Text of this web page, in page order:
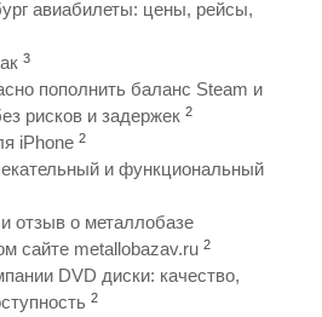
авиабилеты: цены, рейсы,
3
пополнить баланс Steam и
рисков и задержек 2
iPhone 2
и функциональный
отзыв о металлобазе
сайте metallobazav.ru 2
DVD диски: качество,
2